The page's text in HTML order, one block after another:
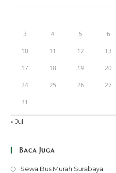
3 4 5 6
10 11 12 13
17 18 19 20
24 25 26 27
31
« Jul
Baca Juga
Sewa Bus Murah Surabaya